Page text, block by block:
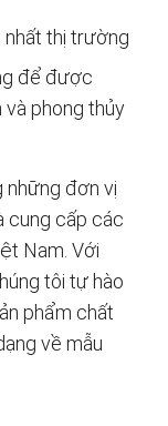
thị trường
để được
phong thủy
những đơn vị
cung cấp các
Nam. Với
tôi tự hào
phẩm chất
về mẫu